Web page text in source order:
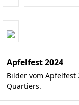
Apfelfest 2024
Bilder vom Apfelfest
Quartiers.